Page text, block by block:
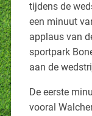
tijdens de
een minuut
applaus van
sportpark
aan de
De eerste
vooral